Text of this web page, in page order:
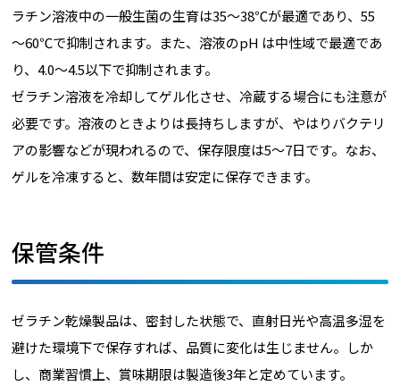
ラチン溶液中の一般生菌の生育は35～38℃が最適であり、55
～60℃で抑制されます。また、溶液のpH は中性域で最適であ
り、4.0～4.5以下で抑制されます。
ゼラチン溶液を冷却してゲル化させ、冷蔵する場合にも注意が
必要です。溶液のときよりは長持ちしますが、やはりバクテリ
アの影響などが現われるので、保存限度は5～7日です。なお、
ゲルを冷凍すると、数年間は安定に保存できます。
保管条件
ゼラチン乾燥製品は、密封した状態で、直射日光や高温多湿を
避けた環境下で保存すれば、品質に変化は生じません。しか
し、商業習慣上、賞味期限は製造後3年と定めています。